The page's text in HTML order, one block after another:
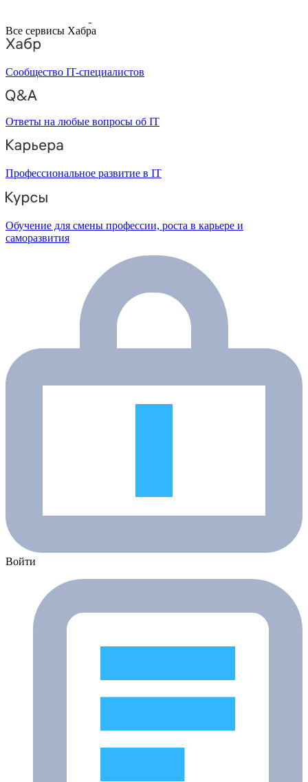
Все сервисы Хабра
Сообщество IT-специалистов
Ответы на любые вопросы об IT
Профессиональное развитие в IT
Обучение для смены профессии, роста в карьере и
саморазвития
Войти